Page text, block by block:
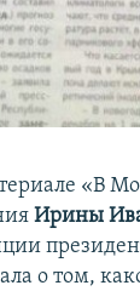
«В
Ирины
о том,